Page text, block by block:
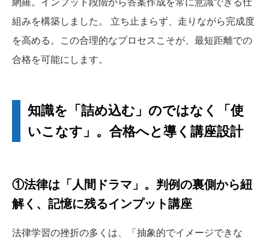
網羅。インプット段階から答案作成を常に意識できる仕
組みを構築しました。 立ち止まらず、走りながら完成度
を高める。この合理的なプロセスこそが、最短距離での
合格を可能にします。
知識を「詰め込む」のではなく「使
いこなす」。合格へと導く講座設計
①法律は「人間ドラマ」。判例の裏側から紐
解く、記憶に残るインプット講座
法律学習の挫折の多くは、「抽象的でイメージできな